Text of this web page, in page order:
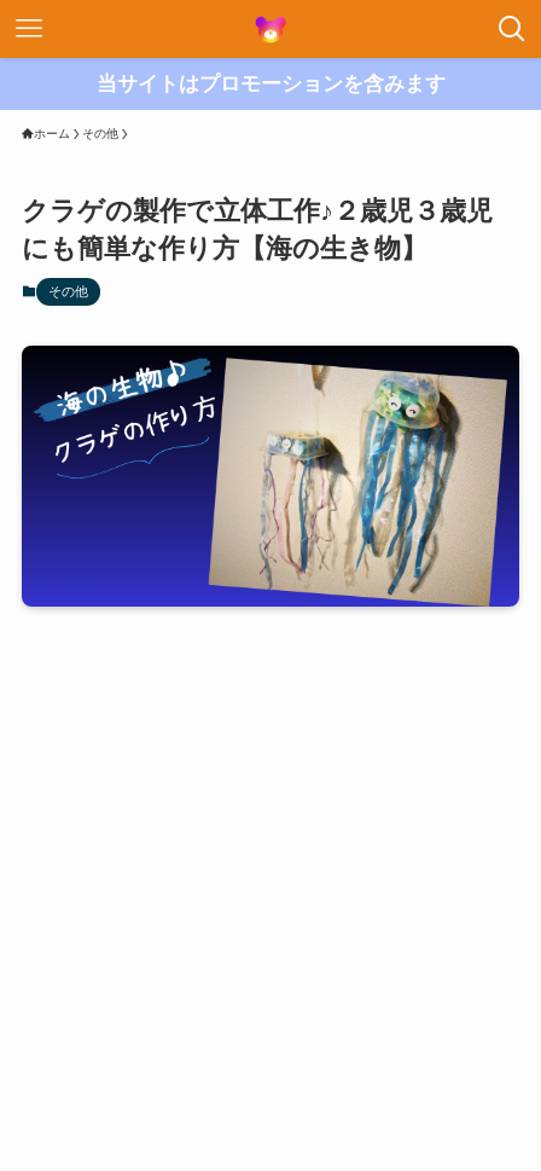
当サイトはプロモーションを含みます
ホーム その他
クラゲの製作で立体工作♪２歳児３歳児
にも簡単な作り方【海の生き物】
その他